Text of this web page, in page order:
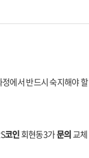
에서 반드시 숙지해야 할
코인 회현동3가문의교체